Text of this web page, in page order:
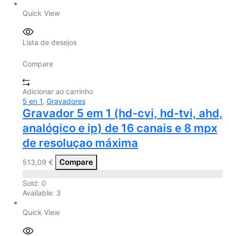
Quick View
Lista de desejos
Compare
Adicionar ao carrinho
5 en 1, Gravadores
Gravador 5 em 1 (hd-cvi, hd-tvi, ahd,
analógico e ip) de 16 canais e 8 mpx
de resoluçao máxima
513,09 € Compare
Sold: 0
Available: 3
Quick View